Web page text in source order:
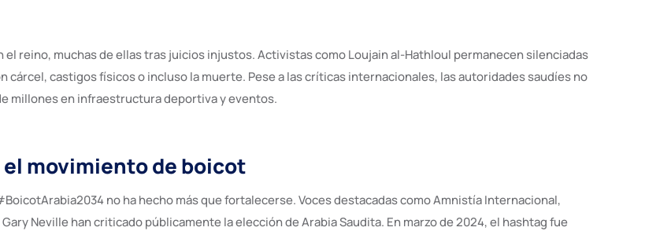
el reino, muchas de ellas tras juicios injustos. Activistas como Loujain al-Hathloul permanecen silenciadas
cárcel, castigos físicos o incluso la muerte. Pese a las críticas internacionales, las autoridades saudíes no
millones en infraestructura deportiva y eventos.
movimiento de boicot
no ha hecho más que fortalecerse. Voces destacadas como Amnistía Internacional,
Neville han criticado públicamente la elección de Arabia Saudita. En marzo de 2024, el hashtag fue